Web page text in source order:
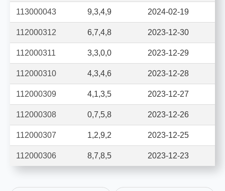
113000043 9,3,4,9 2024-02-19
112000312 6,7,4,8 2023-12-30
112000311 3,3,0,0 2023-12-29
112000310 4,3,4,6 2023-12-28
112000309 4,1,3,5 2023-12-27
112000308 0,7,5,8 2023-12-26
112000307 1,2,9,2 2023-12-25
112000306 8,7,8,5 2023-12-23